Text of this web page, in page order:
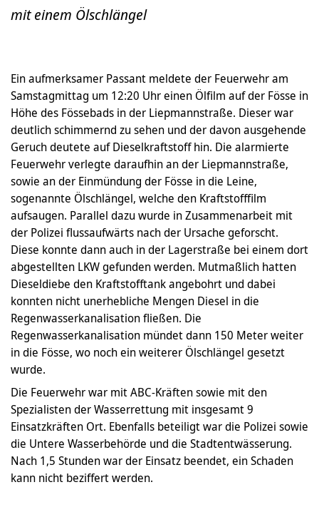
mit einem Ölschlängel
Ein aufmerksamer Passant meldete der Feuerwehr am
Samstagmittag um 12:20 Uhr einen Ölfilm auf der Fösse in
Höhe des Fössebads in der Liepmannstraße. Dieser war
deutlich schimmernd zu sehen und der davon ausgehende
Geruch deutete auf Dieselkraftstoff hin. Die alarmierte
Feuerwehr verlegte daraufhin an der Liepmannstraße,
sowie an der Einmündung der Fösse in die Leine,
sogenannte Ölschlängel, welche den Kraftstofffilm
aufsaugen. Parallel dazu wurde in Zusammenarbeit mit
der Polizei flussaufwärts nach der Ursache geforscht.
Diese konnte dann auch in der Lagerstraße bei einem dort
abgestellten LKW gefunden werden. Mutmaßlich hatten
Dieseldiebe den Kraftstofftank angebohrt und dabei
konnten nicht unerhebliche Mengen Diesel in die
Regenwasserkanalisation fließen. Die
Regenwasserkanalisation mündet dann 150 Meter weiter
in die Fösse, wo noch ein weiterer Ölschlängel gesetzt
wurde.
Die Feuerwehr war mit ABC-Kräften sowie mit den
Spezialisten der Wasserrettung mit insgesamt 9
Einsatzkräften Ort. Ebenfalls beteiligt war die Polizei sowie
die Untere Wasserbehörde und die Stadtentwässerung.
Nach 1,5 Stunden war der Einsatz beendet, ein Schaden
kann nicht beziffert werden.